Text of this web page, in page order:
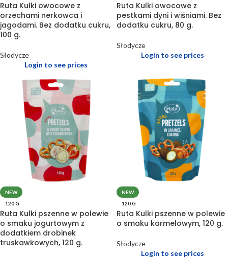
Ruta Kulki owocowe z
orzechami nerkowca i
jagodami. Bez dodatku cukru,
100 g.
Słodycze
Login to see prices
Ruta Kulki owocowe z
pestkami dyni i wiśniami. Bez
dodatku cukru, 80 g.
Słodycze
Login to see prices
NEW
120 G
Ruta Kulki pszenne w polewie
o smaku jogurtowym z
dodatkiem drobinek
truskawkowych, 120 g.
NEW
120 G
Ruta Kulki pszenne w polewie
o smaku karmelowym, 120 g.
Słodycze
Login to see prices